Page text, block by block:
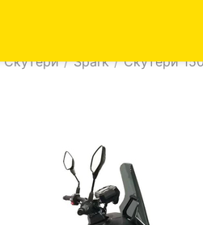
Скутери / Spark / Скутери